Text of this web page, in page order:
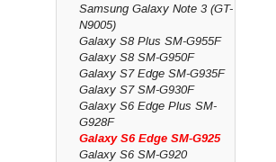
Samsung Galaxy Note 3 (GT-
N9005)
Galaxy S8 Plus SM-G955F
Galaxy S8 SM-G950F
Galaxy S7 Edge SM-G935F
Galaxy S7 SM-G930F
Galaxy S6 Edge Plus SM-
G928F
Galaxy S6 Edge SM-G925
Galaxy S6 SM-G920